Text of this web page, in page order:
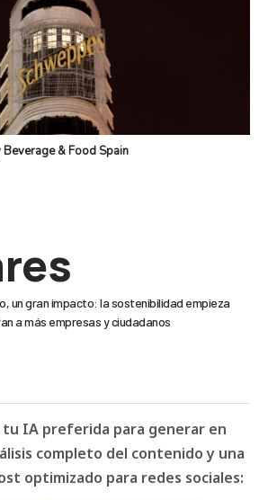
Beverage & Food Spain
un gran impacto: la sostenibilidad empieza
a más empresas y ciudadanos
tu IA preferida para generar en
completo del contenido y una
optimizado para redes sociales: